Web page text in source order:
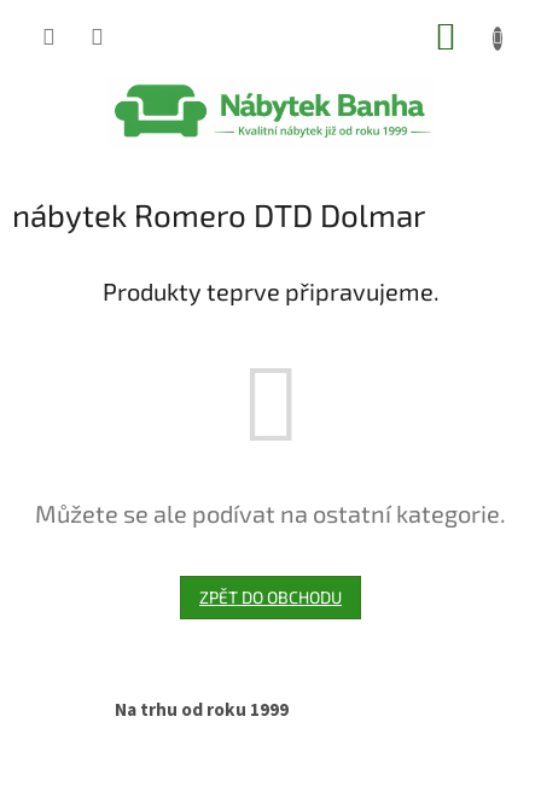
nábytek Romero DTD Dolmar
Produkty teprve připravujeme.
Můžete se ale podívat na ostatní kategorie.
ZPĚT DO OBCHODU
Na trhu od roku 1999